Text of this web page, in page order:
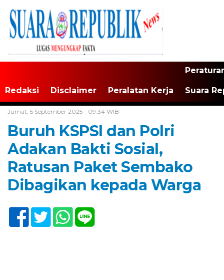
Redaksi Disclaimer Peralatan Kerja Suara
Jumat, 5 September 2025 - 09:34 WIB
Buruh KSPSI dan Polri
Adakan Bakti Sosial,
Ratusan Paket Sembako
Dibagikan kepada Warga